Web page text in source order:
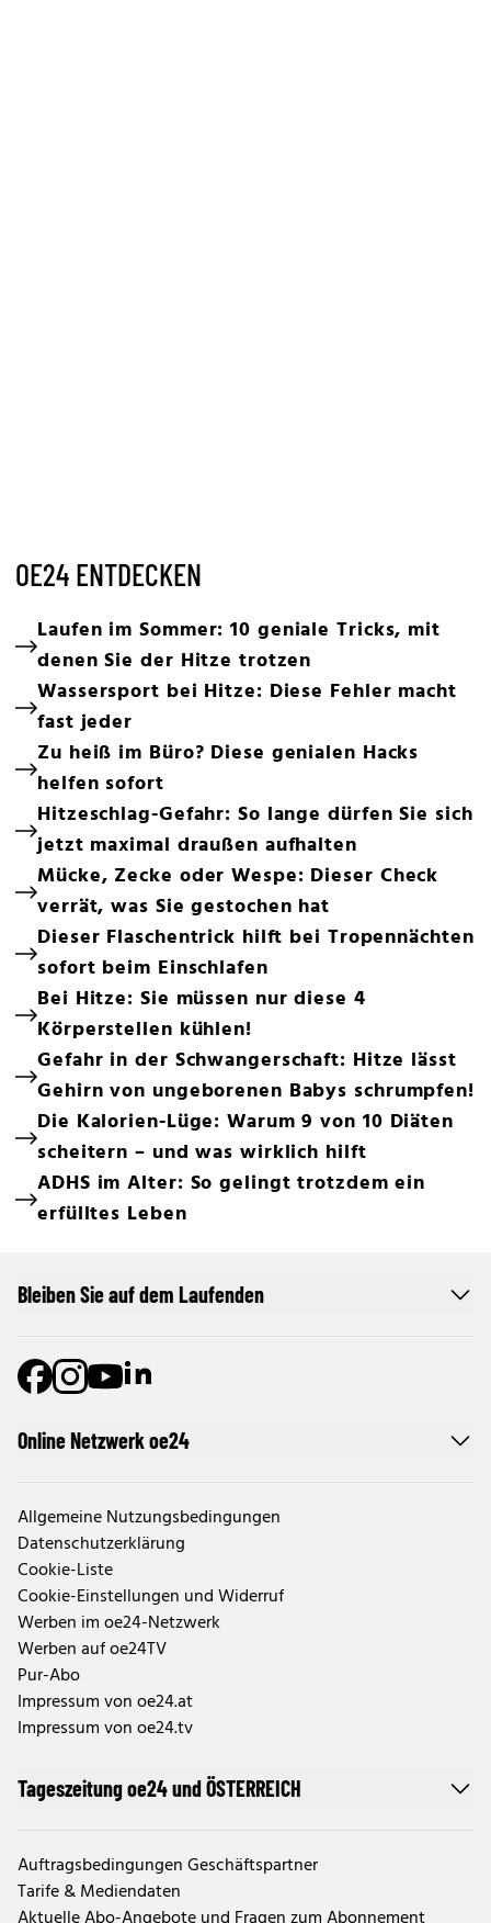
OE24 ENTDECKEN
Laufen im Sommer: 10 geniale Tricks, mit
denen Sie der Hitze trotzen
Wassersport bei Hitze: Diese Fehler macht
fast jeder
Zu heiß im Büro? Diese genialen Hacks
helfen sofort
Hitzeschlag-Gefahr: So lange dürfen Sie sich
jetzt maximal draußen aufhalten
Mücke, Zecke oder Wespe: Dieser Check
verrät, was Sie gestochen hat
Dieser Flaschentrick hilft bei Tropennächten
sofort beim Einschlafen
Bei Hitze: Sie müssen nur diese 4
Körperstellen kühlen!
Gefahr in der Schwangerschaft: Hitze lässt
Gehirn von ungeborenen Babys schrumpfen!
Die Kalorien-Lüge: Warum 9 von 10 Diäten
scheitern – und was wirklich hilft
ADHS im Alter: So gelingt trotzdem ein
erfülltes Leben
Online Netzwerk oe24
Allgemeine Nutzungsbedingungen
Datenschutzerklärung
Cookie-Liste
Cookie-Einstellungen und Widerruf
Werben im oe24-Netzwerk
Werben auf oe24TV
Pur-Abo
Impressum von oe24.at
Impressum von oe24.tv
Tageszeitung oe24 und ÖSTERREICH
Auftragsbedingungen Geschäftspartner
Tarife & Mediendaten
Bleiben Sie auf dem Laufenden